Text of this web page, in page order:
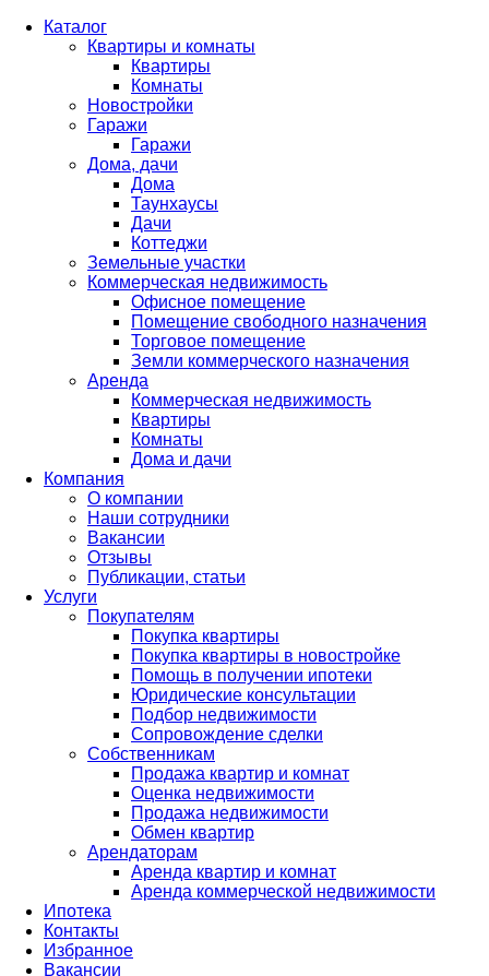
Каталог
Квартиры и комнаты
Квартиры
Комнаты
Новостройки
Гаражи
Гаражи
Дома, дачи
Дома
Таунхаусы
Дачи
Коттеджи
Земельные участки
Коммерческая недвижимость
Офисное помещение
Помещение свободного назначения
Торговое помещение
Земли коммерческого назначения
Аренда
Коммерческая недвижимость
Квартиры
Комнаты
Дома и дачи
Компания
О компании
Наши сотрудники
Вакансии
Отзывы
Публикации, статьи
Услуги
Покупателям
Покупка квартиры
Покупка квартиры в новостройке
Помощь в получении ипотеки
Юридические консультации
Подбор недвижимости
Сопровождение сделки
Собственникам
Продажа квартир и комнат
Оценка недвижимости
Продажа недвижимости
Обмен квартир
Арендаторам
Аренда квартир и комнат
Аренда коммерческой недвижимости
Ипотека
Контакты
Избранное
Вакансии